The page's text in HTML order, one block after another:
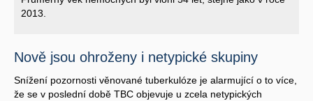
2013.
Nově jsou ohroženy i netypické skupiny
Snížení pozornosti věnované tuberkulóze je alarmující o to více,
že se v poslední době TBC objevuje u zcela netypických